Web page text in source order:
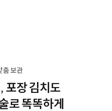
춤 보관
포장 김치도
로 똑똑하게